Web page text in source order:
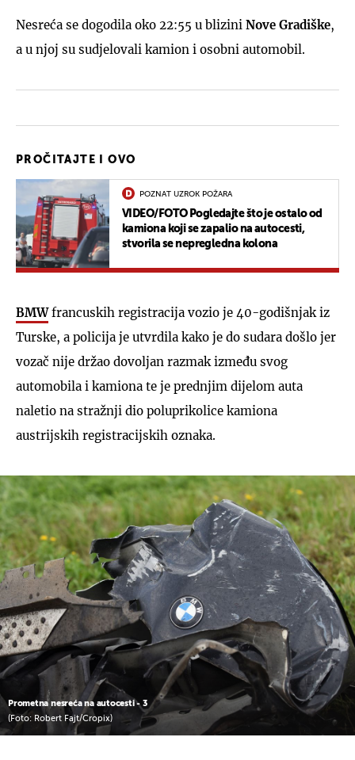
Nesreća se dogodila oko 22:55 u blizini Nove Gradiške,
a u njoj su sudjelovali kamion i osobni automobil.
PROČITAJTE I OVO
POZNAT UZROK POŽARA
VIDEO/FOTO Pogledajte što je ostalo od
kamiona koji se zapalio na autocesti,
stvorila se nepregledna kolona
BMWfrancuskih registracija vozio je 40-godišnjak iz
Turske, a policija je utvrdila kako je do sudara došlo jer
vozač nije držao dovoljan razmak između svog
automobila i kamiona te je prednjim dijelom auta
naletio na stražnji dio poluprikolice kamiona
austrijskih registracijskih oznaka.
Prometna nesreća na autocesti - 3
(Foto: Robert Fajt/Cropix)